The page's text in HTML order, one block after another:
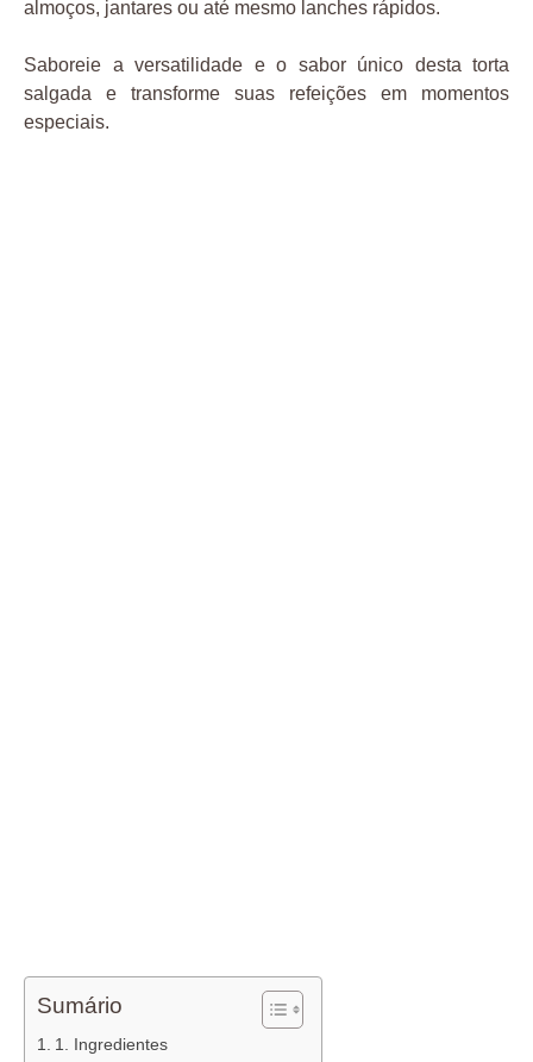
almoços, jantares ou até mesmo lanches rápidos.
Saboreie a versatilidade e o sabor único desta torta
salgada e transforme suas refeições em momentos
especiais.
Sumário
1. Ingredientes